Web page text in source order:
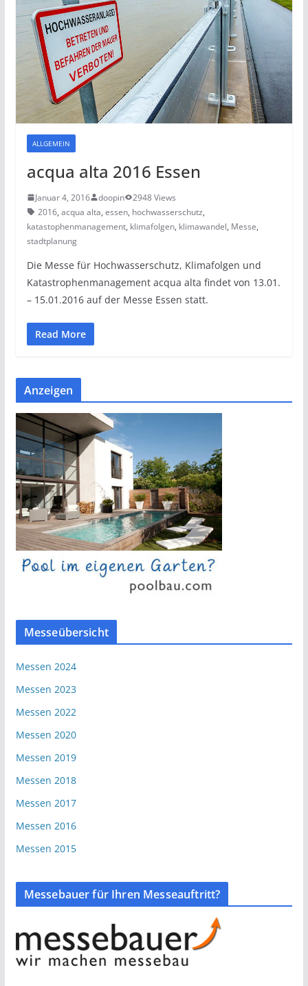
ALLGEMEIN
acqua alta 2016 Essen
Januar 4, 2016 doopin
2948 Views
2016, acqua alta, essen, hochwasserschutz,
katastophenmanagement, klimafolgen, klimawandel, Messe,
stadtplanung
Die Messe für Hochwasserschutz, Klimafolgen und
Katastrophenmanagement acqua alta findet von 13.01.
– 15.01.2016 auf der Messe Essen statt.
Read More
Anzeigen
Messeübersicht
Messen 2024
Messen 2023
Messen 2022
Messen 2020
Messen 2019
Messen 2018
Messen 2017
Messen 2016
Messen 2015
Messebauer für Ihren Messeauftritt?